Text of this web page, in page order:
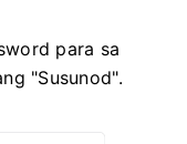
para sa
"Susunod".